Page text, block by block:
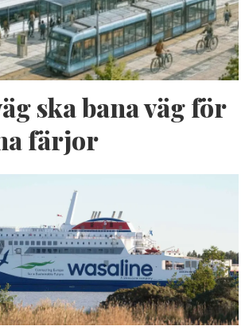
ska bana väg för
färjor